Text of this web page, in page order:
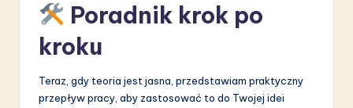
Poradnik krok po
kroku
Teraz, gdy teoria jest jasna, przedstawiam praktyczny
przepływ pracy, aby zastosować to do Twojej idei